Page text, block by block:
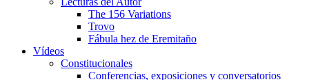
The 156 Variations
Trovo
Fábula hez de Eremitaño
Vídeos
Constitucionales
Conferencias, exposiciones y conversatorios